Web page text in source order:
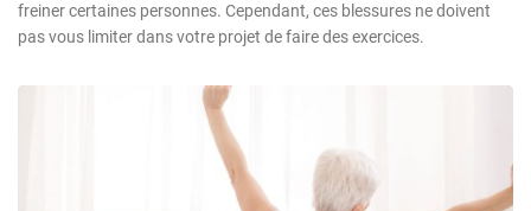
freiner certaines personnes. Cependant, ces blessures ne doivent
pas vous limiter dans votre projet de faire des exercices.